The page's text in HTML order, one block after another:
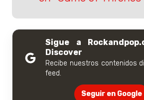
Sigue a
Discover
Recibe nuestros contenidos
feed.
Seguir en Google